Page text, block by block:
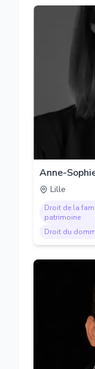
Anne-
Lille
Droit de la
patrimoine
Droit du